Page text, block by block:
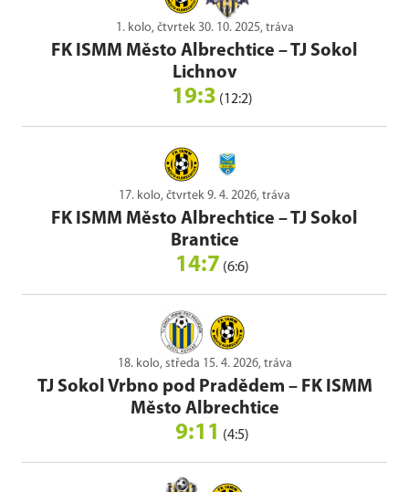
1. kolo, čtvrtek 30. 10. 2025, tráva
FK ISMM Město Albrechtice –TJ Sokol
Lichnov
19:3 (12:2)
17. kolo, čtvrtek 9. 4. 2026, tráva
FK ISMM Město Albrechtice –TJ Sokol
Brantice
14:7 (6:6)
18. kolo, středa 15. 4. 2026, tráva
TJ Sokol Vrbno pod Pradědem – FK ISMM
Město Albrechtice
9:11 (4:5)